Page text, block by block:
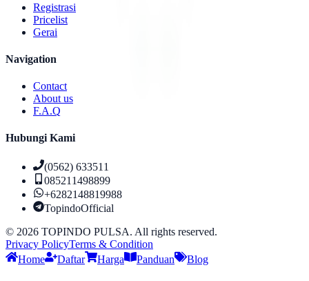
Registrasi
Pricelist
Gerai
Navigation
Contact
About us
F.A.Q
Hubungi Kami
(0562) 633511
085211498899
+6282148819988
TopindoOfficial
© 2026 TOPINDO PULSA. All rights reserved.
Privacy PolicyTerms & Condition
Home
Daftar Harga Panduan Blog